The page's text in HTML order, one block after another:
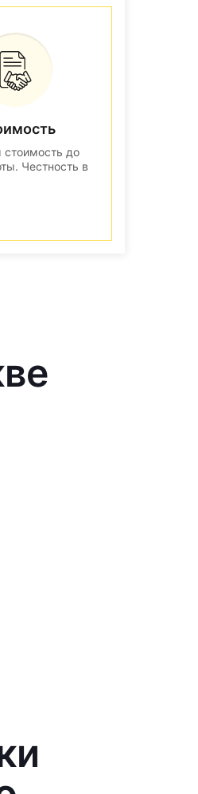
стоимость до
Честность в